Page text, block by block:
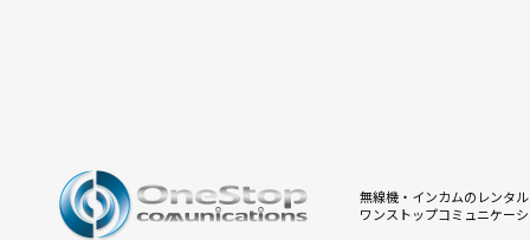
無線機・インカムのレンタ
ワンストップコミュニケー